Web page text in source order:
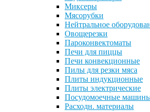
Миксеры
Мясорубки
Нейтральное
Овощерезки
Пароконвектоматы
Печи для пиццы
Печи конвекционные
Пилы для резки мяса
Плиты индукционные
Плиты электрические
Посудомоечные
Расходн. материалы